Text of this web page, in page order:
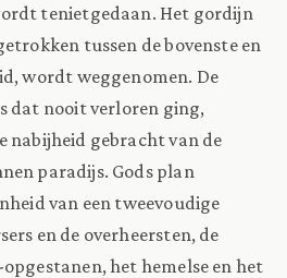
tenietgedaan. Het gordijn
tussen de bovenste en
wordt weggenomen. De
dat nooit verloren ging,
nabijheid gebracht van de
paradijs. Gods plan
van een tweevoudige
en de overheersten, de
het hemelse en het